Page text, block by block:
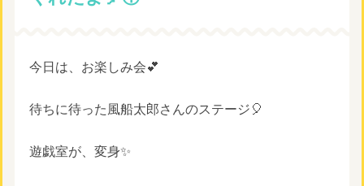
今日は、お楽しみ会💕
待ちに待った風船太郎さんのステージ🎈
遊戯室が、変身✨